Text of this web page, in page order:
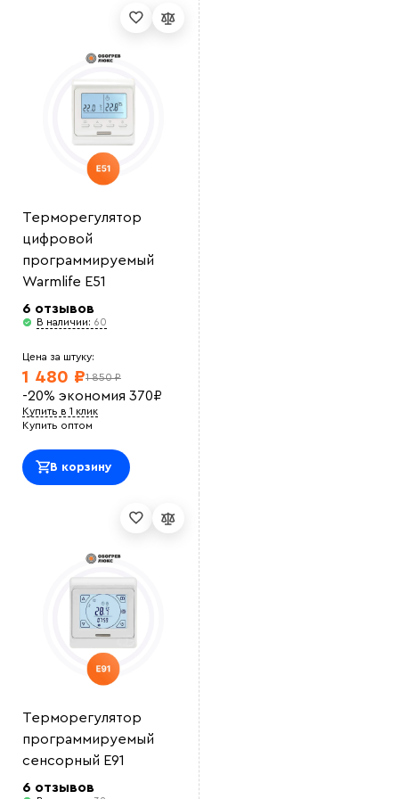
Терморегулятор
цифровой
программируемый
Warmlife E51
6 отзывов
В наличии: 60
Цена за штуку:
1 850 ₽
1 480 ₽
-20% экономия 370₽
Купить в 1 клик
Купить оптом
В корзину
Терморегулятор
программируемый
сенсорный E91
6 отзывов